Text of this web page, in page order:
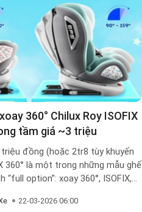
360° Chilux Roy ISOFIX
tầm giá ~3 triệu
đồng (hoặc 2tr8 tùy khuyến
360° là một trong những mẫu ghế
option”: xoay 360°, ISOFIX,
tuổi.
22-03-2026 06:00